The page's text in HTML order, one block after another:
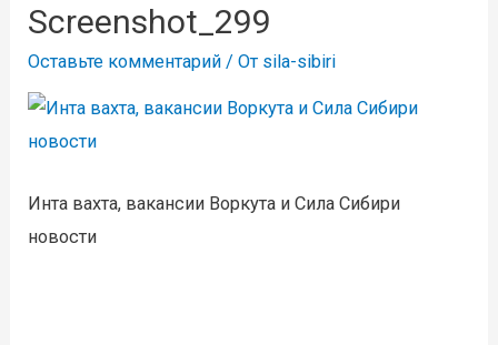
Screenshot_299
Оставьте комментарий / От sila-sibiri
Инта вахта, вакансии Воркута и Сила Сибири
новости